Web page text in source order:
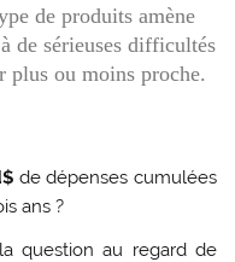
de produits amène
de sérieuses difficultés
plus ou moins proche.
de dépenses cumulées
ans ?
question au regard de